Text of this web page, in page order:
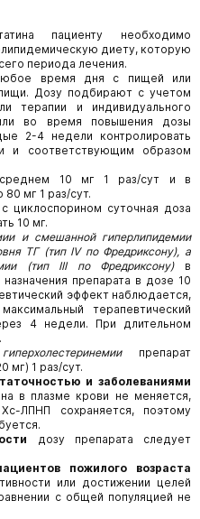
пациенту необходимо
диету, которую
периода лечения.
время дня с пищей или
Дозу подбирают с учетом
терапии и индивидуального
во время повышения дозы
2-4 недели контролировать
и соответствующим образом
среднем 10 мг 1 раз/сут и в
мг 1 раз/сут.
циклоспорином суточная доза
10 мг.
и смешанной гиперлипидемии
ТГ (тип IV по Фредриксону), а
(тип III по Фредриксону) в
препарата в дозе 10
эффект наблюдается,
терапевтический
4 недели. При длительном
препарат
мг) 1 раз/сут.
и заболеваниями
в плазме крови не меняется,
ЛПНП сохраняется, поэтому
дозу препарата следует
пожилого возраста
или достижении целей
с общей популяцией не